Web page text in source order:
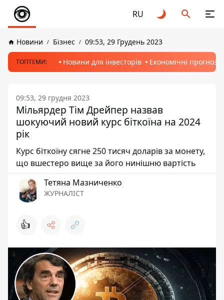
RU
Новини Бізнес 09:53, 29 Грудень 2023
ТОПТЕМИ: Новини для інвесторів Економічні прогнози
09:53, 29 грудня 2023
Мільярдер Тім Дрейпер назвав
шокуючий новий курс біткоїна на 2024
рік
Курс біткоїну сягне 250 тисяч доларів за монету,
що вшестеро вище за його нинішню вартість
Тетяна Мазниченко
ЖУРНАЛІСТ
👍